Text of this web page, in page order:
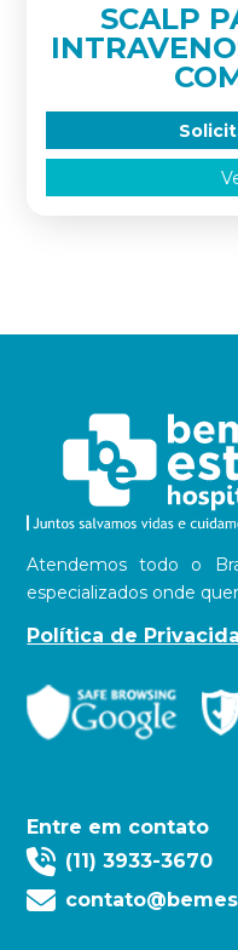
SCALP
Atendemos todo o
especializados onde
Política de
Entre em contato
(11) 3933-3670